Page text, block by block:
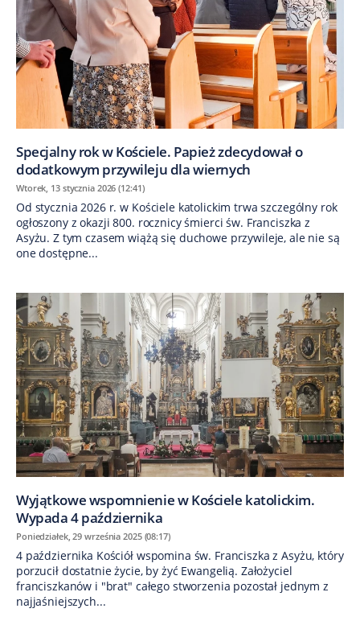
Specjalny rok w Kościele. Papież zdecydował o
dodatkowym przywileju dla wiernych
Wtorek, 13 stycznia 2026 (12:41)
Od stycznia 2026 r. w Kościele katolickim trwa szczególny rok
ogłoszony z okazji 800. rocznicy śmierci św. Franciszka z
Asyżu. Z tym czasem wiążą się duchowe przywileje, ale nie są
one dostępne...
Wyjątkowe wspomnienie w Kościele katolickim.
Wypada 4 października
Poniedziałek, 29 września 2025 (08:17)
4 października Kościół wspomina św. Franciszka z Asyżu, który
porzucił dostatnie życie, by żyć Ewangelią. Założyciel
franciszkanów i "brat" całego stworzenia pozostał jednym z
najjaśniejszych...